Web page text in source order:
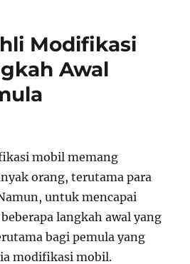
Modifikasi
Awal
mobil memang
orang, terutama para
untuk mencapai
langkah awal yang
bagi pemula yang
modifikasi mobil.